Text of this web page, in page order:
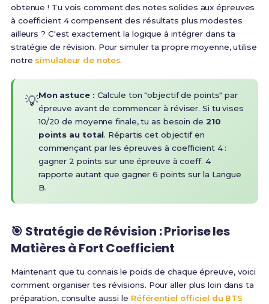
obtenue ! Tu vois comment des notes solides aux épreuves
à coefficient 4 compensent des résultats plus modestes
ailleurs ? C'est exactement la logique à intégrer dans ta
stratégie de révision. Pour simuler ta propre moyenne, utilise
notre simulateur de notes.
💡Mon astuce : Calcule ton "objectif de points" par
épreuve avant de commencer à réviser. Si tu vises
10/20 de moyenne finale, tu as besoin de 210
points au total. Répartis cet objectif en
commençant par les épreuves à coefficient 4 :
gagner 2 points sur une épreuve à coeff. 4
rapporte autant que gagner 6 points sur la Langue
B.
🎯 Stratégie de Révision : Priorise les
Matières à Fort Coefficient
Maintenant que tu connais le poids de chaque épreuve, voici
comment organiser tes révisions. Pour aller plus loin dans ta
préparation, consulte aussi le Référentiel officiel du BTS